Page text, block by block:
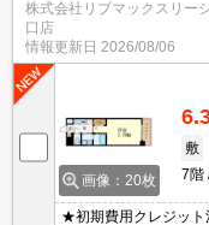
株式会社リブマックスリー
口店
情報更新日 2026/08/06
画像：20枚
敷
7階
★初期費用クレジッ